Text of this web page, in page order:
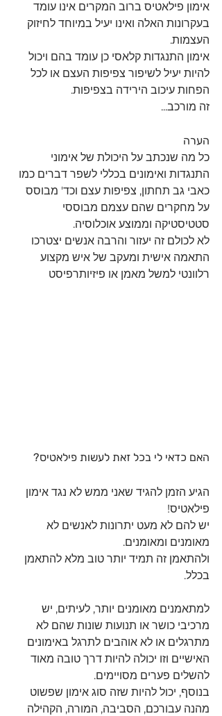
אימון פילאטיס ברוב המקרים אינו עומד
בעקרונות האלה ואינו יעיל במיוחד לחיזוק
העצמות.
אימון התנגדות קלאסי כן עומד בהם ויכול
להיות יעיל לשיפור צפיפות העצם או לכל
הפחות עיכוב הירידה בצפיפות.
זה מורכב...
הערה
כל מה שנכתב על היכולת של אימוני
התנגדות ואימונים בכללי לשפר דברים כמו
כאבי גב תחתון, צפיפות עצם וכד' מבוסס
על מחקרים שהם עצמם מבוססי
סטטיסטיקה וממוצע אוכלוסיה.
לא לכולם זה יעזור והרבה אנשים יצטרכו
התאמה אישית ומעקב של איש מקצוע
רלוונטי למשל מאמן או פיזיותרפיסט
האם כדאי לי בכל זאת לעשות פילאטיס?
הגיע הזמן להגיד שאני ממש לא נגד אימון
פילאטיס!
יש להם לא מעט יתרונות לאנשים לא
מאומנים ומאומנים.
ולהתאמן זה תמיד יותר טוב מלא להתאמן
בכלל.
למתאמנים מאומנים יותר, לעיתים, יש
מרכיבי כושר או תנועות שונות שהם לא
מתרגלים או לא אוהבים לתרגל באימונים
האישיים וזו יכולה להיות דרך טובה מאוד
להשלים פערים מסויימים.
בנוסף, יכול להיות שזה סוג אימון שפשוט
מהנה עבורכם, הסביבה, המורה, הקהילה